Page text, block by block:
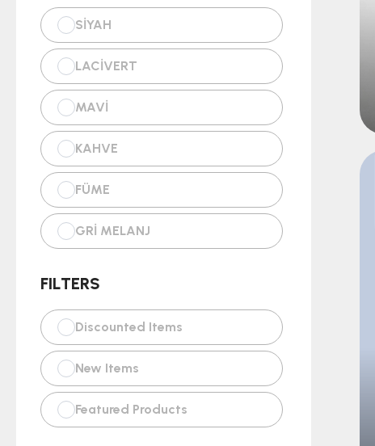
SİYAH
LACİVERT
MAVİ
KAHVE
FÜME
GRİ MELANJ
MÜRDÜM
KIRMIZI
BORDO-MAVİ
FILTERS
Discounted Items
New Items
Featured Products